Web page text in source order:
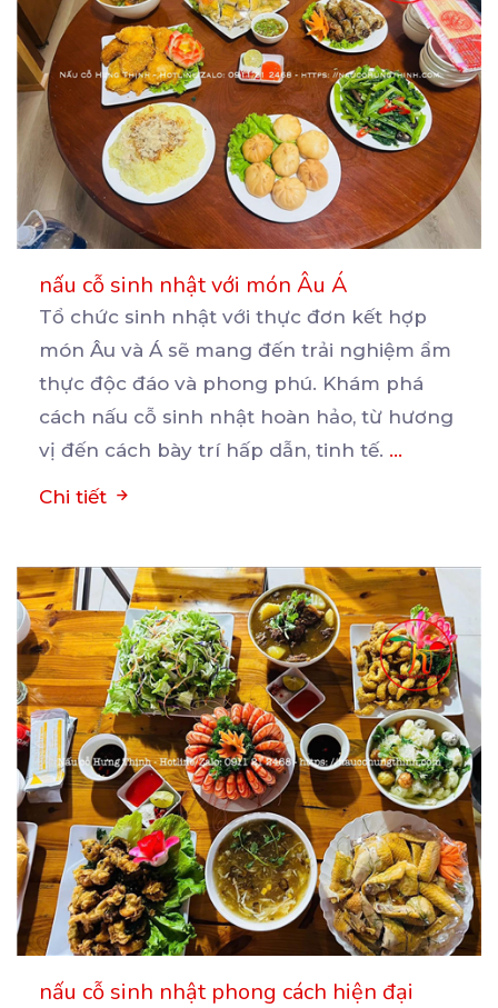
nấu cỗ sinh nhật với món Âu Á
Tổ chức sinh nhật với thực đơn kết hợp
món Âu và Á sẽ mang đến trải nghiệm ẩm
thực độc đáo và phong phú. Khám phá
cách nấu cỗ sinh nhật hoàn hảo, từ hương
vị đến cách bày trí hấp dẫn, tinh tế. ...
Chi tiết
nấu cỗ sinh nhật phong cách hiện đại